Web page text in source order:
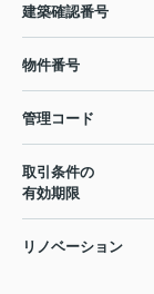
建築確認番号
物件番号
管理コード
取引条件の
有効期限
リノベーション